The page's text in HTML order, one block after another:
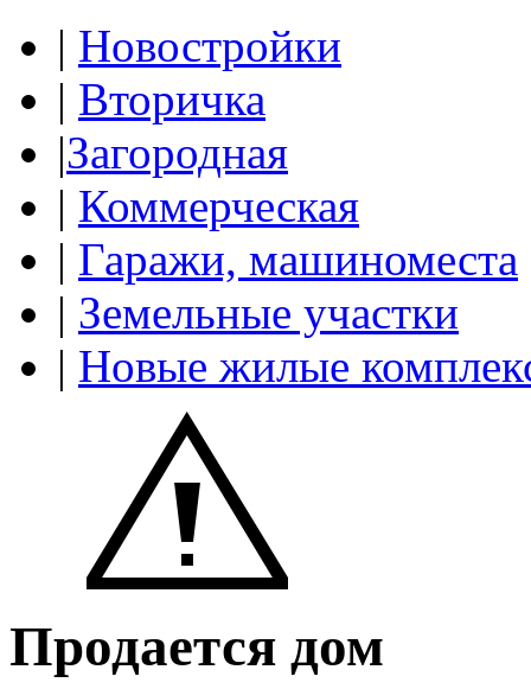
| Новостройки
| Вторичка
|Загородная
| Коммерческая
| Гаражи, машиноместа
| Земельные участки
| Новые жилые
Продается дом